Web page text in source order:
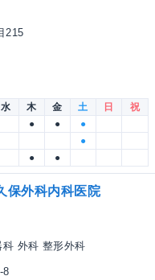
215
水 木 金 土 日
祝
● ●
●
●
● ●
保外科内科医院
外科 整形外科
8